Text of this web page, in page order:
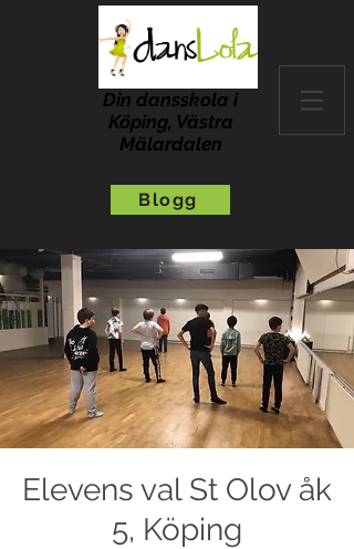
Din dansskola i
Köping, Västra
Mälardalen
Blogg
Elevens val St Olov åk
5, Köping